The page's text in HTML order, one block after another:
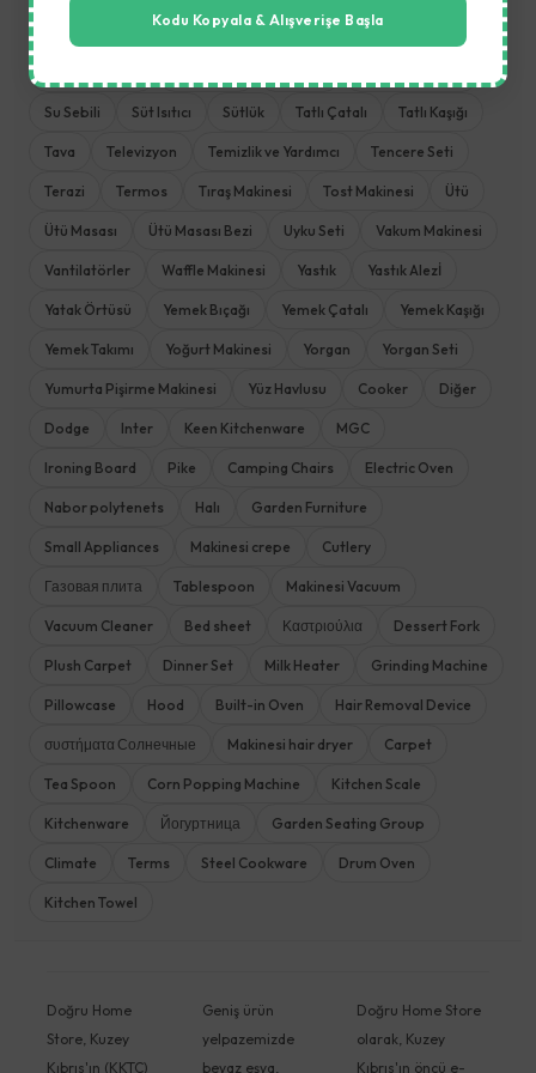
Saklama Kabı Sefer Tası
Su Sebili Süt Isıtıcı Sütlük Tatlı Çatalı Tatlı Kaşığı
Tava Televizyon Temizlik ve Yardımcı Tencere Seti
Terazi Termos Tıraş Makinesi Tost Makinesi Ütü
Ütü Masası Ütü Masası Bezi Uyku Seti Vakum Makinesi
Vantilatörler Waffle Makinesi Yastık Yastık Alezİ
Yatak Örtüsü Yemek Bıçağı Yemek Çatalı Yemek Kaşığı
Yemek Takımı Yoğurt Makinesi Yorgan Yorgan Seti
Yumurta Pişirme Makinesi Yüz Havlusu Cooker Diğer
Dodge Inter Keen Kitchenware MGC
Ironing Board Pike Camping Chairs Electric Oven
Nabor polytenets Halı Garden Furniture
Small Appliances Makinesi crepe Cutlery
Газовая плита Tablespoon Makinesi Vacuum
Vacuum Cleaner Bed sheet Καστριούλια Dessert Fork
Plush Carpet Dinner Set Milk Heater Grinding Machine
Pillowcase Hood Built-in Oven Hair Removal Device
συστήματα Солнечные Makinesi hair dryer Carpet
Tea Spoon Corn Popping Machine Kitchen Scale
Kitchenware Йогуртница Garden Seating Group
Climate Terms Steel Cookware Drum Oven
Kitchen Towel
Doğru Home
Store, Kuzey
Kıbrıs'ın (KKTC)
Geniş ürün
yelpazemizde
beyaz eşya,
Doğru Home Store
olarak, Kuzey
Kıbrıs'ın öncü e-
Kodu Kopyala & Alışverişe Başla